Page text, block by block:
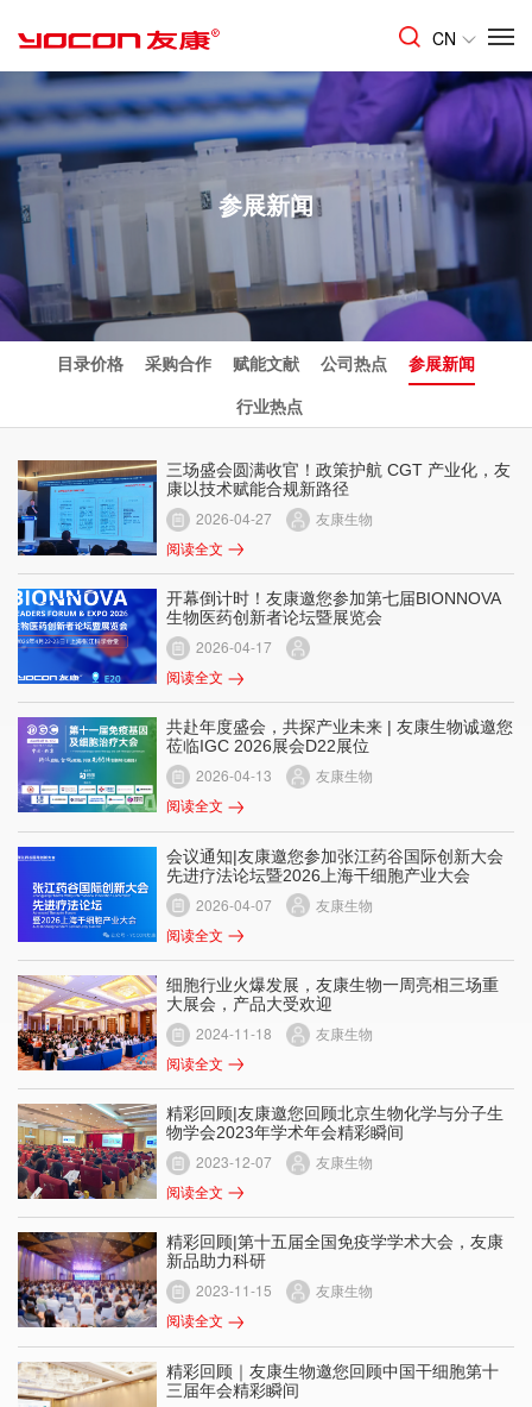
CN
参展新闻
目录价格 采购合作 赋能文献 公司热点
参展新闻
行业热点
三场盛会圆满收官！政策护航 CGT 产业化，友
康以技术赋能合规新路径
2026-04-27
友康生物
阅读全文
开幕倒计时！友康邀您参加第七届BIONNOVA
生物医药创新者论坛暨展览会
2026-04-17
阅读全文
共赴年度盛会，共探产业未来 | 友康生物诚邀您
莅临IGC 2026展会D22展位
2026-04-13
友康生物
阅读全文
会议通知|友康邀您参加张江药谷国际创新大会
先进疗法论坛暨2026上海干细胞产业大会
2026-04-07
友康生物
阅读全文
细胞行业火爆发展，友康生物一周亮相三场重
大展会，产品大受欢迎
2024-11-18
友康生物
阅读全文
精彩回顾|友康邀您回顾北京生物化学与分子生
物学会2023年学术年会精彩瞬间
2023-12-07
友康生物
阅读全文
精彩回顾|第十五届全国免疫学学术大会，友康
新品助力科研
2023-11-15
友康生物
阅读全文
精彩回顾｜友康生物邀您回顾中国干细胞第十
三届年会精彩瞬间